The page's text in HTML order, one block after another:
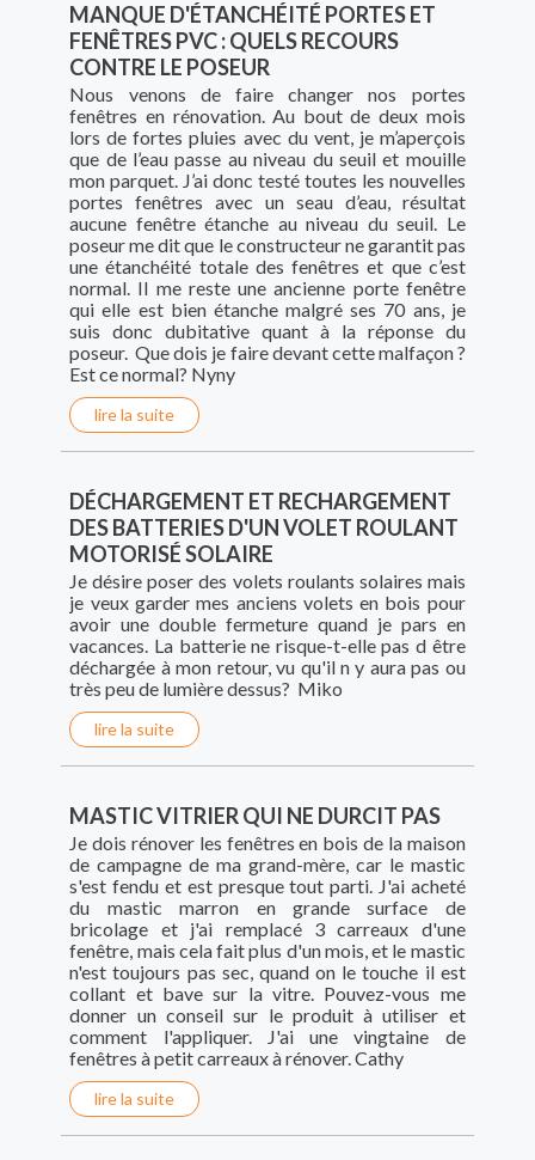
MANQUE D'ÉTANCHÉITÉ PORTES ET
FENÊTRES PVC : QUELS RECOURS
CONTRE LE POSEUR
Nous venons de faire changer nos portes
fenêtres en rénovation. Au bout de deux mois
lors de fortes pluies avec du vent, je m’aperçois
que de l’eau passe au niveau du seuil et mouille
mon parquet. J’ai donc testé toutes les nouvelles
portes fenêtres avec un seau d’eau, résultat
aucune fenêtre étanche au niveau du seuil. Le
poseur me dit que le constructeur ne garantit pas
une étanchéité totale des fenêtres et que c’est
normal. Il me reste une ancienne porte fenêtre
qui elle est bien étanche malgré ses 70 ans, je
suis donc dubitative quant à la réponse du
poseur. Que dois je faire devant cette malfaçon ?
Est ce normal? Nyny
lire la suite
DÉCHARGEMENT ET RECHARGEMENT
DES BATTERIES D'UN VOLET ROULANT
MOTORISÉ SOLAIRE
Je désire poser des volets roulants solaires mais
je veux garder mes anciens volets en bois pour
avoir une double fermeture quand je pars en
vacances. La batterie ne risque-t-elle pas d être
déchargée à mon retour, vu qu'il n y aura pas ou
très peu de lumière dessus? Miko
lire la suite
MASTIC VITRIER QUI NE DURCIT PAS
Je dois rénover les fenêtres en bois de la maison
de campagne de ma grand-mère, car le mastic
s'est fendu et est presque tout parti. J'ai acheté
du mastic marron en grande surface de
bricolage et j'ai remplacé 3 carreaux d'une
fenêtre, mais cela fait plus d'un mois, et le mastic
n'est toujours pas sec, quand on le touche il est
collant et bave sur la vitre. Pouvez-vous me
donner un conseil sur le produit à utiliser et
comment l'appliquer. J'ai une vingtaine de
fenêtres à petit carreaux à rénover. Cathy
lire la suite